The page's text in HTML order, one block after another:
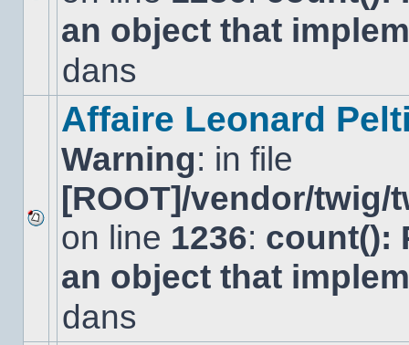
Aucun
nouveau
message
sujet.
an object that
dans
Aucun
nouveau
message
non-
dans
Affaire Leonard
Warning: in file
[ROOT]/vendor/
on line 1236: count():
an object that
dans